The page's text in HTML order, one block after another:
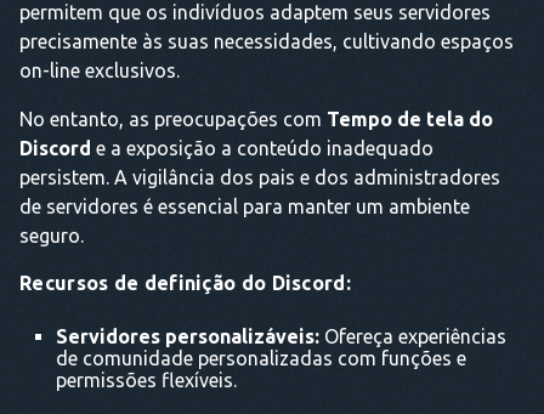
permitem que os indivíduos adaptem seus servidores
precisamente às suas necessidades, cultivando espaços
on-line exclusivos.
No entanto, as preocupações com Tempo de tela do
Discord e a exposição a conteúdo inadequado
persistem. A vigilância dos pais e dos administradores
de servidores é essencial para manter um ambiente
seguro.
Recursos de definição do Discord:
Servidores personalizáveis: Ofereça experiências
de comunidade personalizadas com funções e
permissões flexíveis.